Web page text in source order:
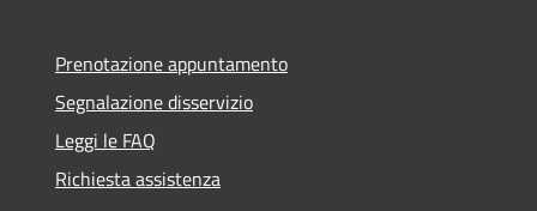
Prenotazione appuntamento
Segnalazione disservizio
Leggi le FAQ
Richiesta assistenza